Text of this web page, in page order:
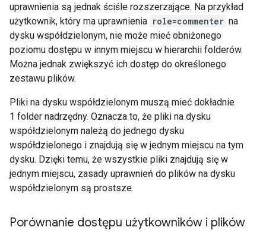
uprawnienia są jednak ściśle rozszerzające. Na przykład
użytkownik, który ma uprawnienia role=commenter na
dysku współdzielonym, nie może mieć obniżonego
poziomu dostępu w innym miejscu w hierarchii folderów.
Można jednak zwiększyć ich dostęp do określonego
zestawu plików.
Pliki na dysku współdzielonym muszą mieć dokładnie
1 folder nadrzędny. Oznacza to, że pliki na dysku
współdzielonym należą do jednego dysku
współdzielonego i znajdują się w jednym miejscu na tym
dysku. Dzięki temu, że wszystkie pliki znajdują się w
jednym miejscu, zasady uprawnień do plików na dysku
współdzielonym są prostsze.
Porównanie dostępu użytkowników i plików